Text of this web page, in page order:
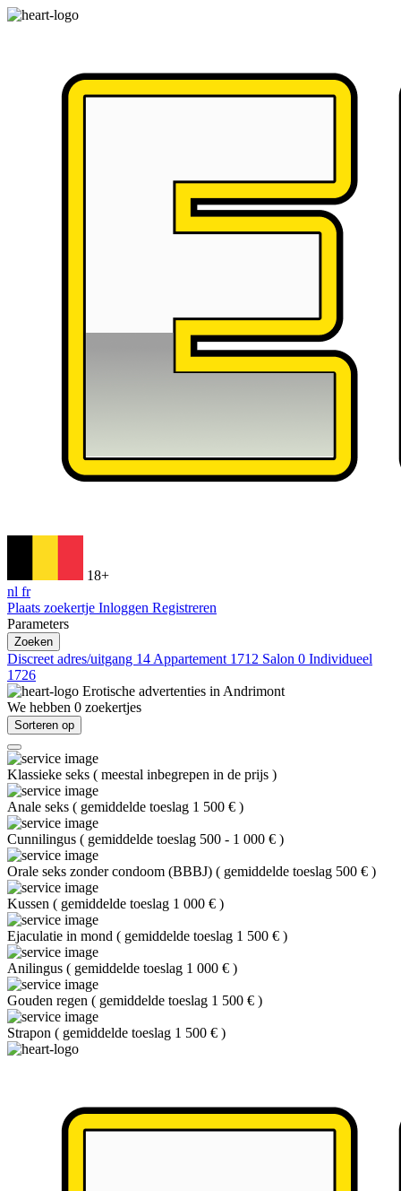
18+
nl fr
Plaats zoekertje Inloggen Registreren
Parameters
Zoeken
Discreet adres/uitgang 14 Appartement 1712 Salon 0 Individueel
1726
Erotische advertenties in Andrimont
We hebben 0 zoekertjes
Sorteren op
Klassieke seks ( meestal inbegrepen in de prijs )
Anale seks ( gemiddelde toeslag 1 500 € )
Cunnilingus ( gemiddelde toeslag 500 - 1 000 € )
Orale seks zonder condoom (BBBJ) ( gemiddelde toeslag 500 € )
Kussen ( gemiddelde toeslag 1 000 € )
Ejaculatie in mond ( gemiddelde toeslag 1 500 € )
Anilingus ( gemiddelde toeslag 1 000 € )
Gouden regen ( gemiddelde toeslag 1 500 € )
Strapon ( gemiddelde toeslag 1 500 € )